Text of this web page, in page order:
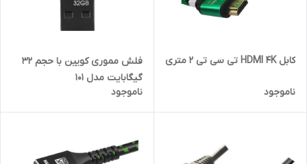
کابل HDMI 4K تی سی تی 2 متری
ناموجود
فلش مموری کویین با حجم 32
گیگابایت مدل 101
ناموجود